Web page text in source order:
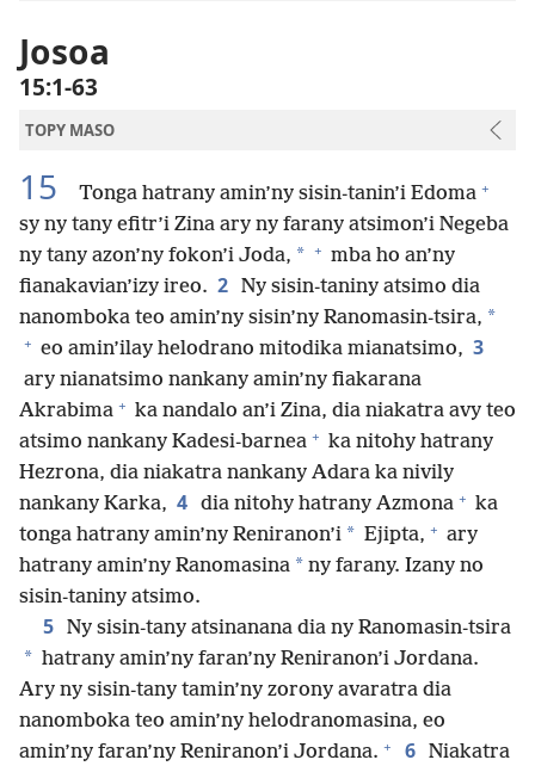
Baiboly
Josoa
15:1-63
TOPY MASO
15 Tonga hatrany amin’ny sisin-tanin’i Edoma +
sy ny tany efitr’i Zina ary ny farany atsimon’i Negeba
ny tany azon’ny fokon’i Joda, * + mba ho an’ny
fianakavian’izy ireo. 2 Ny sisin-taniny atsimo dia
nanomboka teo amin’ny sisin’ny Ranomasin-tsira, *
+ eo amin’ilay helodrano mitodika mianatsimo, 3
ary nianatsimo nankany amin’ny fiakarana
Akrabima + ka nandalo an’i Zina, dia niakatra avy teo
atsimo nankany Kadesi-barnea + ka nitohy hatrany
Hezrona, dia niakatra nankany Adara ka nivily
nankany Karka, 4 dia nitohy hatrany Azmona + ka
tonga hatrany amin’ny Reniranon’i * Ejipta, + ary
hatrany amin’ny Ranomasina * ny farany. Izany no
sisin-taniny atsimo.
5 Ny sisin-tany atsinanana dia ny Ranomasin-tsira
* hatrany amin’ny faran’ny Reniranon’i Jordana.
Ary ny sisin-tany tamin’ny zorony avaratra dia
nanomboka teo amin’ny helodranomasina, eo
amin’ny faran’ny Reniranon’i Jordana. + 6 Niakatra